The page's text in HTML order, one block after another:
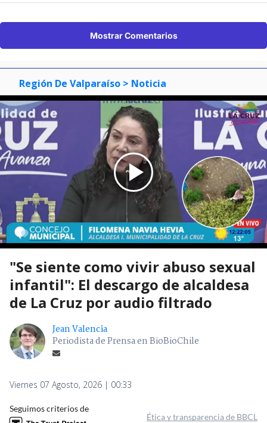
Mostrar Comentarios
Región De Valparaíso > Noticia
"Se siente como vivir abuso sexual
infantil": El descargo de alcaldesa
de La Cruz por audio filtrado
Jean Valencia
Periodista de Prensa en BioBioChile
Viernes 07 Agosto, 2026 | 00:33
Seguimos criterios de
Ética y transparencia de BBCL